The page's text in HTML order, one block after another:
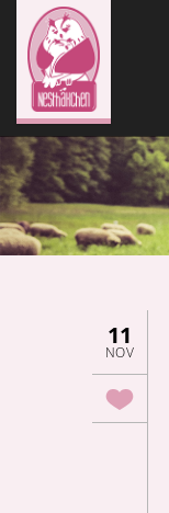
11
NOV